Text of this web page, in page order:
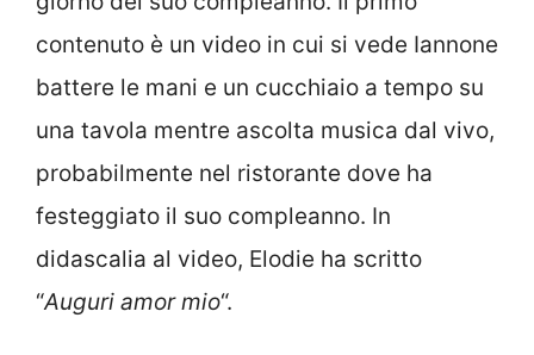
contenuto è un video in cui si vede Iannone
battere le mani e un cucchiaio a tempo su
una tavola mentre ascolta musica dal vivo,
probabilmente nel ristorante dove ha
festeggiato il suo compleanno. In
didascalia al video, Elodie ha scritto
“Auguri amor mio“.